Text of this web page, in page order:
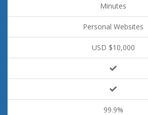
Minutes
Personal Websites
USD $10,000
99.9%